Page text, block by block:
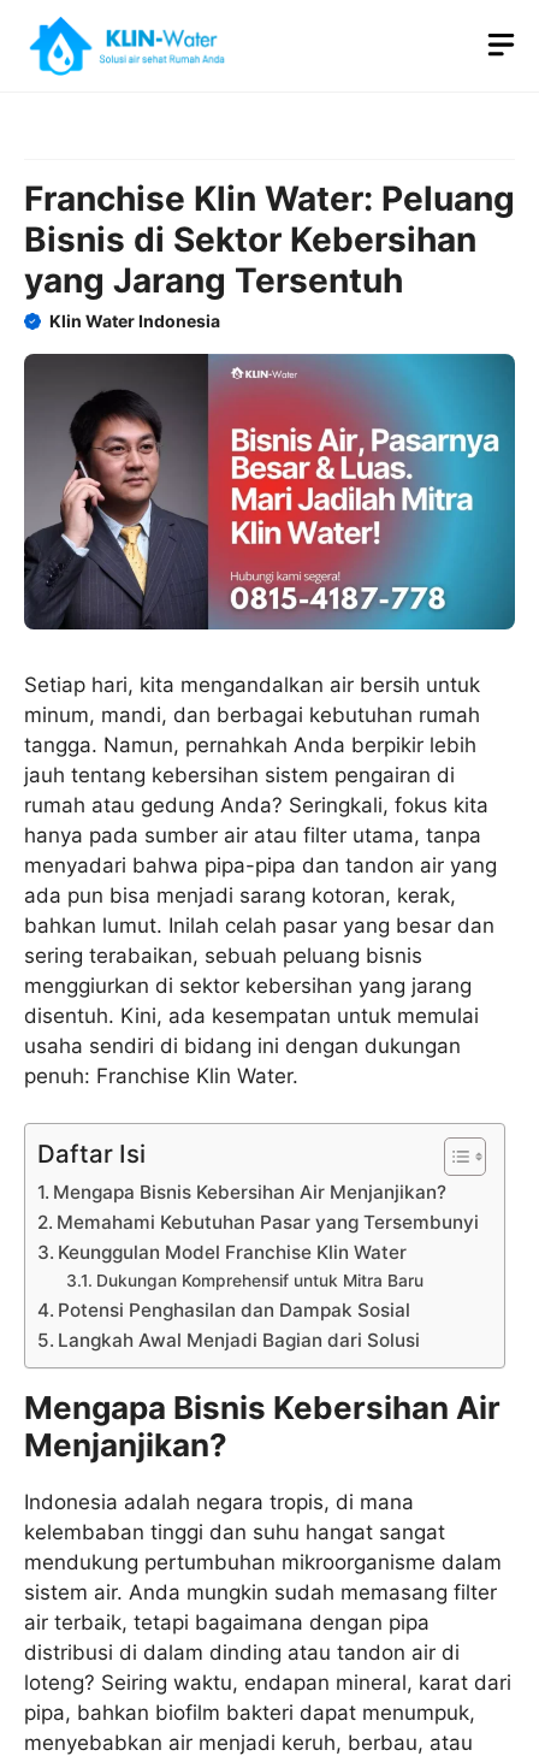
content
Franchise Klin Water: Peluang
Bisnis di Sektor Kebersihan
yang Jarang Tersentuh
Klin Water Indonesia
Setiap hari, kita mengandalkan air bersih untuk
minum, mandi, dan berbagai kebutuhan rumah
tangga. Namun, pernahkah Anda berpikir lebih
jauh tentang kebersihan sistem pengairan di
rumah atau gedung Anda? Seringkali, fokus kita
hanya pada sumber air atau filter utama, tanpa
menyadari bahwa pipa-pipa dan tandon air yang
ada pun bisa menjadi sarang kotoran, kerak,
bahkan lumut. Inilah celah pasar yang besar dan
sering terabaikan, sebuah peluang bisnis
menggiurkan di sektor kebersihan yang jarang
disentuh. Kini, ada kesempatan untuk memulai
usaha sendiri di bidang ini dengan dukungan
penuh: Franchise Klin Water.
Daftar Isi
Mengapa Bisnis Kebersihan Air Menjanjikan?
Memahami Kebutuhan Pasar yang Tersembunyi
Keunggulan Model Franchise Klin Water
Dukungan Komprehensif untuk Mitra Baru
Potensi Penghasilan dan Dampak Sosial
Langkah Awal Menjadi Bagian dari Solusi
Mengapa Bisnis Kebersihan Air
Menjanjikan?
Indonesia adalah negara tropis, di mana
kelembaban tinggi dan suhu hangat sangat
mendukung pertumbuhan mikroorganisme dalam
sistem air. Anda mungkin sudah memasang filter
air terbaik, tetapi bagaimana dengan pipa
distribusi di dalam dinding atau tandon air di
loteng? Seiring waktu, endapan mineral, karat dari
pipa, bahkan biofilm bakteri dapat menumpuk,
menyebabkan air menjadi keruh, berbau, atau